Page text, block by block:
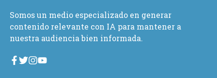
Somos un medio especializado en generar
contenido relevante con IA para mantener a
nuestra audiencia bien informada.